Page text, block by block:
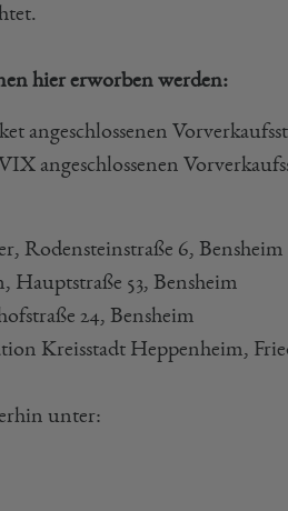
hier erworben werden:
angeschlossenen
angeschlossenen
Rodensteinstraße 6, Bensheim
53, Bensheim
24, Bensheim
Kreisstadt Heppenheim,
unter: